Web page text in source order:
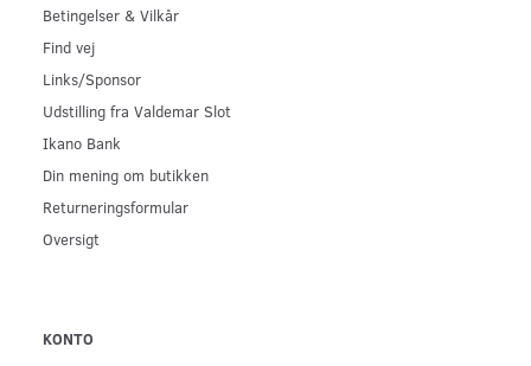
Betingelser & Vilkår
Find vej
Links/Sponsor
Udstilling fra Valdemar Slot
Ikano Bank
Din mening om butikken
Returneringsformular
Oversigt
KONTO